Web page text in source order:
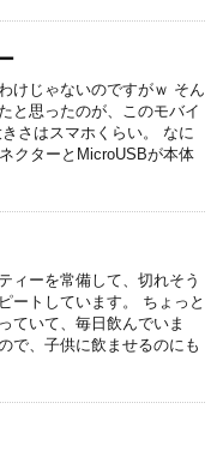
けじゃないのですがｗ そん
と思ったのが、このモバイ
さはスマホくらい。 なに
クターとMicroUSBが本体
ィーを常備して、切れそう
ートしています。 ちょっと
ていて、毎日飲んでいま
で、子供に飲ませるのにも